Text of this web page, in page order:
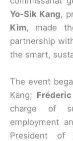
Yo-Sik Kang,
Kim, made
partnership
the smart,
The event
Kang;
charge of
employment
President of